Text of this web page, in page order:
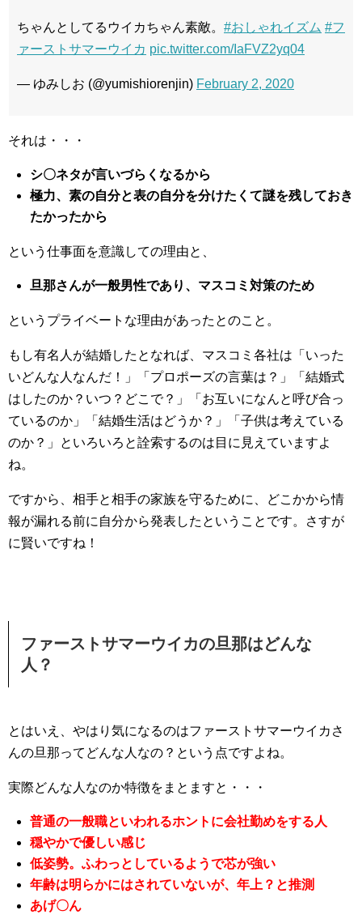
ちゃんとしてるウイカちゃん素敵。 #おしゃれイズム #フ
ァーストサマーウイカ pic.twitter.com/IaFVZ2yq04
— ゆみしお (@yumishiorenjin) February 2, 2020
それは・・・
シ〇ネタが言いづらくなるから
極力、素の自分と表の自分を分けたくて謎を残しておき
たかったから
という仕事面を意識しての理由と、
旦那さんが一般男性であり、マスコミ対策のため
というプライベートな理由があったとのこと。
もし有名人が結婚したとなれば、マスコミ各社は「いった
いどんな人なんだ！」「プロポーズの言葉は？」「結婚式
はしたのか？いつ？どこで？」「お互いになんと呼び合っ
ているのか」「結婚生活はどうか？」「子供は考えている
のか？」といろいろと詮索するのは目に見えていますよ
ね。
ですから、相手と相手の家族を守るために、どこかから情
報が漏れる前に自分から発表したということです。さすが
に賢いですね！
ファーストサマーウイカの旦那はどんな
人？
とはいえ、やはり気になるのはファーストサマーウイカさ
んの旦那ってどんな人なの？という点ですよね。
実際どんな人なのか特徴をまとますと・・・
普通の一般職といわれるホントに会社勤めをする人
穏やかで優しい感じ
低姿勢。ふわっとしているようで芯が強い
年齢は明らかにはされていないが、年上？と推測
あげ〇ん